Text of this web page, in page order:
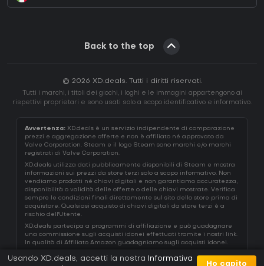
Back to the top
© 2026 XD.deals. Tutti i diritti riservati.
Tutti i marchi, i titoli dei giochi, i loghi e le immagini appartengono ai
rispettivi proprietari e sono usati solo a scopo identificativo e informativo.
Avvertenza: XD.deals è un servizio indipendente di comparazione
prezzi e aggregazione offerte e non è affiliato né approvato da
Valve Corporation. Steam e il logo Steam sono marchi e/o marchi
registrati di Valve Corporation.
XD.deals utilizza dati pubblicamente disponibili di Steam e mostra
informazioni sui prezzi da store terzi solo a scopo informativo. Non
vendiamo prodotti né chiavi digitali e non garantiamo accuratezza,
disponibilità o validità delle offerte o delle chiavi mostrate. Verifica
sempre le condizioni finali direttamente sul sito dello store prima di
acquistare. Qualsiasi acquisto di chiavi digitali da store terzi è a
rischio dell'Utente.
XD.deals partecipa a programmi di affiliazione e può guadagnare
una commissione sugli acquisti idonei effettuati tramite i nostri link.
In qualità di Affiliato Amazon guadagniamo sugli acquisti idonei.
Usando XD.deals, accetti la nostra
Informativa
Ho capito